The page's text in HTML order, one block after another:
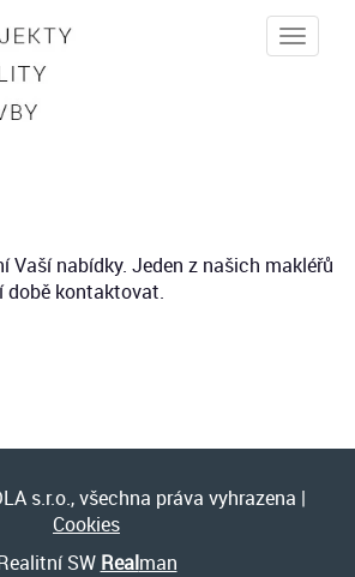
Toggle
Vaší nabídky. Jeden z našich makléřů
době kontaktovat.
s.r.o., všechna práva vyhrazena |
Cookies
SW Realman